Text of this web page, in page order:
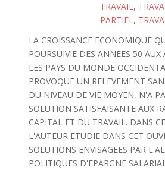
TRAVAIL,
PARTIEL,
LA CROISSANCE ECONOMIQUE
POURSUIVIE DES ANNEES 50
LES PAYS DU MONDE
PROVOQUE UN RELEVEMENT
DU NIVEAU DE VIE MOYEN, N'A
SOLUTION SATISFAISANTE AUX
CAPITAL ET DU TRAVAIL. DANS
L'AUTEUR ETUDIE DANS CET
SOLUTIONS ENVISAGEES PAR
POLITIQUES D'EPARGNE